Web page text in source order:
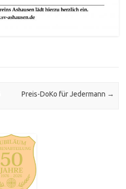
Preis-DoKo für Jedermann →